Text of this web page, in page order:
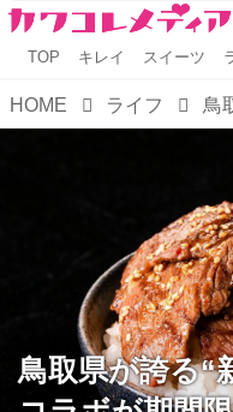
TOP キレイ スイーツ
HOME ライフ
鳥取県が誇る“